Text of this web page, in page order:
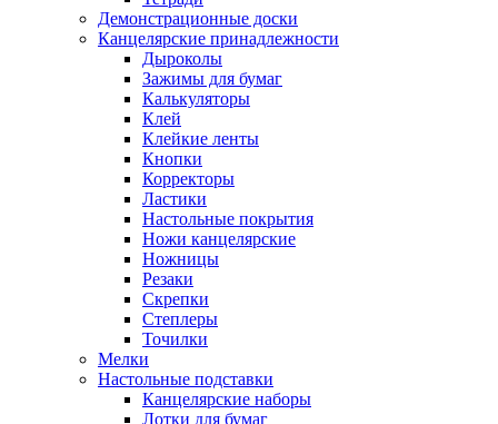
Демонстрационные доски
Канцелярские принадлежности
Дыроколы
Зажимы для бумаг
Калькуляторы
Клей
Клейкие ленты
Кнопки
Корректоры
Ластики
Настольные покрытия
Ножи канцелярские
Ножницы
Резаки
Скрепки
Степлеры
Точилки
Мелки
Настольные подставки
Канцелярские наборы
Лотки для бумаг